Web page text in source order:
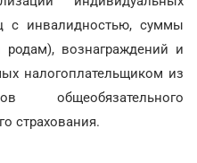
с инвалидностью, суммы
вознаграждений и
налогоплательщиком из
страхования.